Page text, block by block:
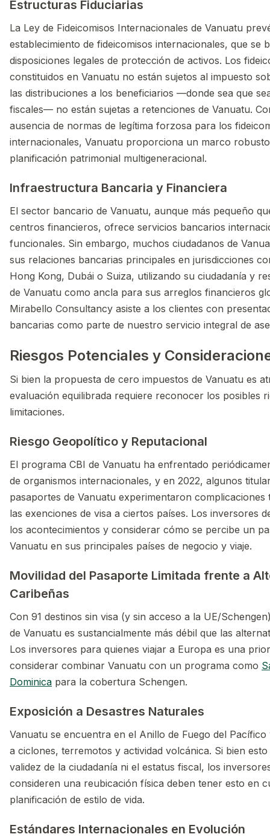
Estructuras Fiduciarias
La Ley de Fideicomisos Internacionales de Vanuatu
establecimiento de fideicomisos internacionales, que se
disposiciones legales de protección de activos. Los
constituidos en Vanuatu no están sujetos al impuesto
las distribuciones a los beneficiarios —donde sea que
fiscales— no están sujetas a retenciones de Vanuatu.
ausencia de normas de legítima forzosa para los
internacionales, Vanuatu proporciona un marco
planificación patrimonial multigeneracional.
Infraestructura Bancaria y Financiera
El sector bancario de Vanuatu, aunque más pequeño
centros financieros, ofrece servicios bancarios
funcionales. Sin embargo, muchos ciudadanos de
sus relaciones bancarias principales en jurisdicciones
Hong Kong, Dubái o Suiza, utilizando su ciudadanía y
de Vanuatu como ancla para sus arreglos financieros
Mirabello Consultancy asiste a los clientes con
bancarias como parte de nuestro servicio integral de
Riesgos Potenciales y
Si bien la propuesta de cero impuestos de Vanuatu es
evaluación equilibrada requiere reconocer los posibles
limitaciones.
Riesgo Geopolítico y Reputacional
El programa CBI de Vanuatu ha enfrentado
de organismos internacionales, y en 2022, algunos
pasaportes de Vanuatu experimentaron complicaciones
las exenciones de visa a ciertos países. Los inversores
los acontecimientos y considerar cómo se percibe un
Vanuatu en sus principales países de negocio y viaje.
Movilidad del Pasaporte Limitada frente a
Caribeñas
Con 91 destinos sin visa (y sin acceso a la UE/
de Vanuatu es sustancialmente más débil que las
Los inversores para quienes viajar a Europa es una
considerar combinar Vanuatu con un programa como
Dominica para la cobertura Schengen.
Exposición a Desastres Naturales
Vanuatu se encuentra en el Anillo de Fuego del
a ciclones, terremotos y actividad volcánica. Si bien
validez de la ciudadanía ni el estatus fiscal, los
consideren una reubicación física deben tener esto en
planificación de estilo de vida.
Estándares Internacionales en Evolución